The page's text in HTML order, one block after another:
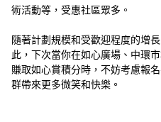
術活動等，受惠社區眾多。
隨著計劃規模和受歡迎程度的增
此，下次當你在如心廣場、中環
賺取如心賞積分時，不妨考慮報
群帶來更多微笑和快樂。